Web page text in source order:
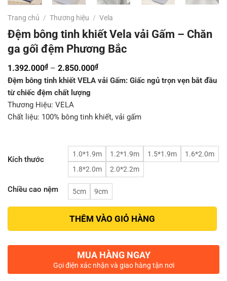
Trang chủ / Thương hiệu / Vela
Đệm bông tinh khiết Vela vải Gấm – Chăn
ga gối đệm Phương Bắc
1.392.000₫ – 2.850.000₫Khoảng
giá:
đến
Đệm bông tinh khiết VELA vải Gấm: Giấc ngủ trọn vẹn bắt đầu
từ chiếc đệm chất lượng
Thương Hiệu: VELA
Chất liệu: 100% bông tinh khiết, vải gấm
Kích thước
1.0*1.9m 1.2*1.9m 1.5*1.9m
1.6*2.0m
1.8*2.0m
2.0*2.2m
Chiều cao nệm 5cm 9cm
THÊM VÀO GIỎ HÀNG
MUA HÀNG NGAY
Gọi điện xác nhận và giao hàng tận nơi